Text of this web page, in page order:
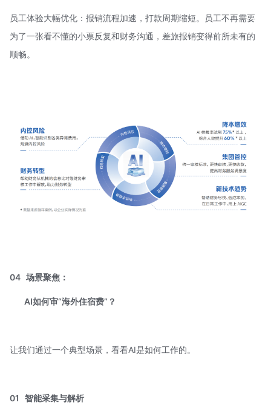
员工体验大幅优化：报销流程加速，打款周期缩短。员工不再需要
为了一张看不懂的小票反复和财务沟通，差旅报销变得前所未有的
顺畅。
04 场景聚焦：
AI如何审“海外住宿费”？
让我们通过一个典型场景，看看AI是如何工作的。
01 智能采集与解析